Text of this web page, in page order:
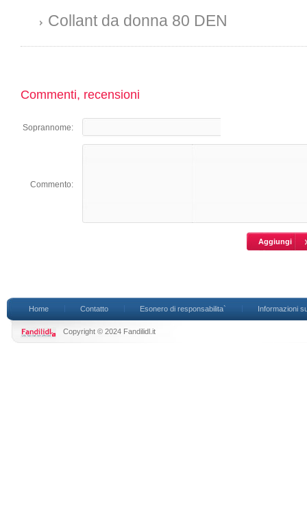
Collant da donna 80 DEN
Commenti, recensioni
Soprannome:
Commento:
Home Contatto Esonero di responsabilita` Informazioni
Copyright © 2024 Fandilidl.it